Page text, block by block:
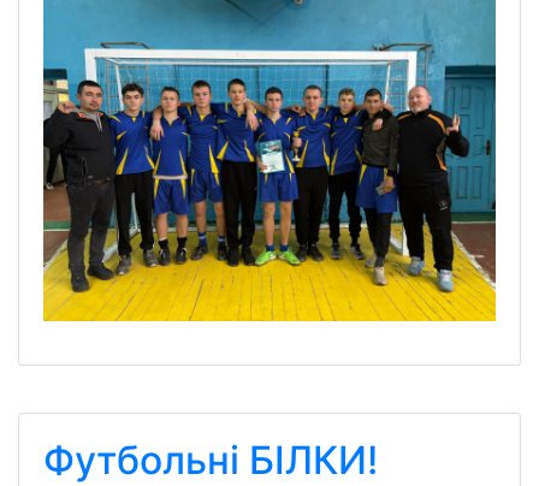
Футбольні БІЛКИ!